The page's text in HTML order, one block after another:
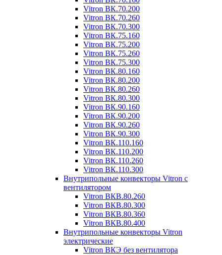
Vitron ВК.70.200
Vitron ВК.70.260
Vitron ВК.70.300
Vitron ВК.75.160
Vitron ВК.75.200
Vitron ВК.75.260
Vitron ВК.75.300
Vitron ВК.80.160
Vitron ВК.80.200
Vitron ВК.80.260
Vitron ВК.80.300
Vitron ВК.90.160
Vitron ВК.90.200
Vitron ВК.90.260
Vitron ВК.90.300
Vitron ВК.110.160
Vitron ВК.110.200
Vitron ВК.110.260
Vitron ВК.110.300
Внутрипольные конвекторы Vitron с
вентилятором
Vitron ВКВ.80.260
Vitron ВКВ.80.300
Vitron ВКВ.80.360
Vitron ВКВ.80.400
Внутрипольные конвекторы Vitron
электрические
Vitron ВКЭ без вентилятора